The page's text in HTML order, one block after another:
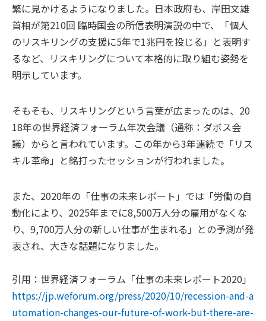
繁に見かけるようになりました。日本政府も、岸田文雄
首相が第210回 臨時国会の所信表明演説の中で、「個人
のリスキリングの支援に5年で1兆円を投じる」と表明す
るなど、リスキリングについて本格的に取り組む姿勢を
明示しています。
そもそも、リスキリングという言葉が広まったのは、20
18年の世界経済フォーラム年次会議（通称：ダボス会
議）からと言われています。この年から3年連続で「リス
キル革命」と銘打ったセッションが行われました。
また、2020年の「仕事の未来レポート」では「労働の自
動化により、2025年までに8,500万人分の雇用がなくな
り、9,700万人分の新しい仕事が生まれる」との予測が発
表され、大きな話題になりました。
引用：世界経済フォーラム「仕事の未来レポート2020」
https://jp.weforum.org/press/2020/10/recession-and-a
utomation-changes-our-future-of-work-but-there-are-